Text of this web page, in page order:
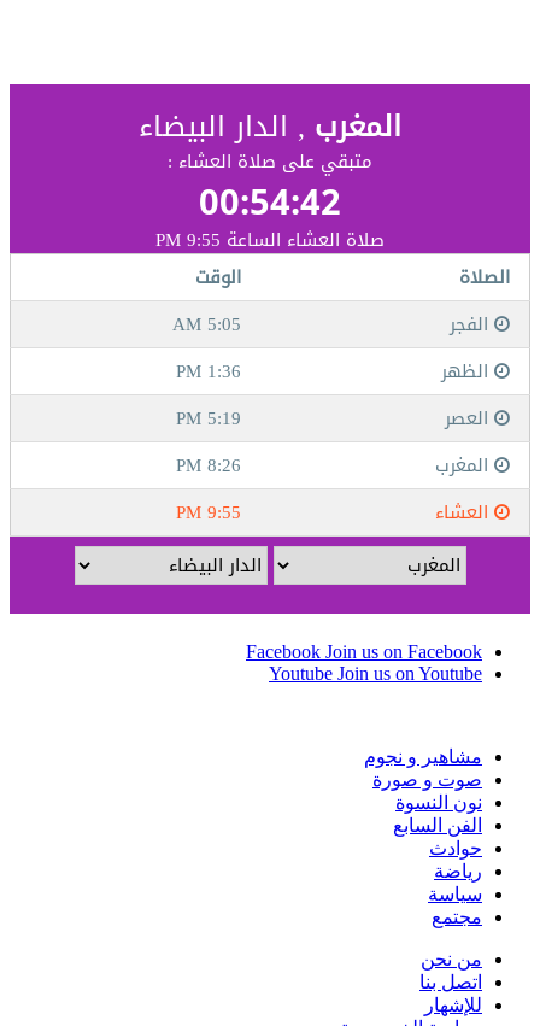
Facebook Join us on Facebook
Youtube Join us on Youtube
مشاهير و نجوم
صوت و صورة
نون النسوة
الفن السابع
حوادث
رياضة
سياسة
مجتمع
من نحن
اتصل بنا
للإشهار